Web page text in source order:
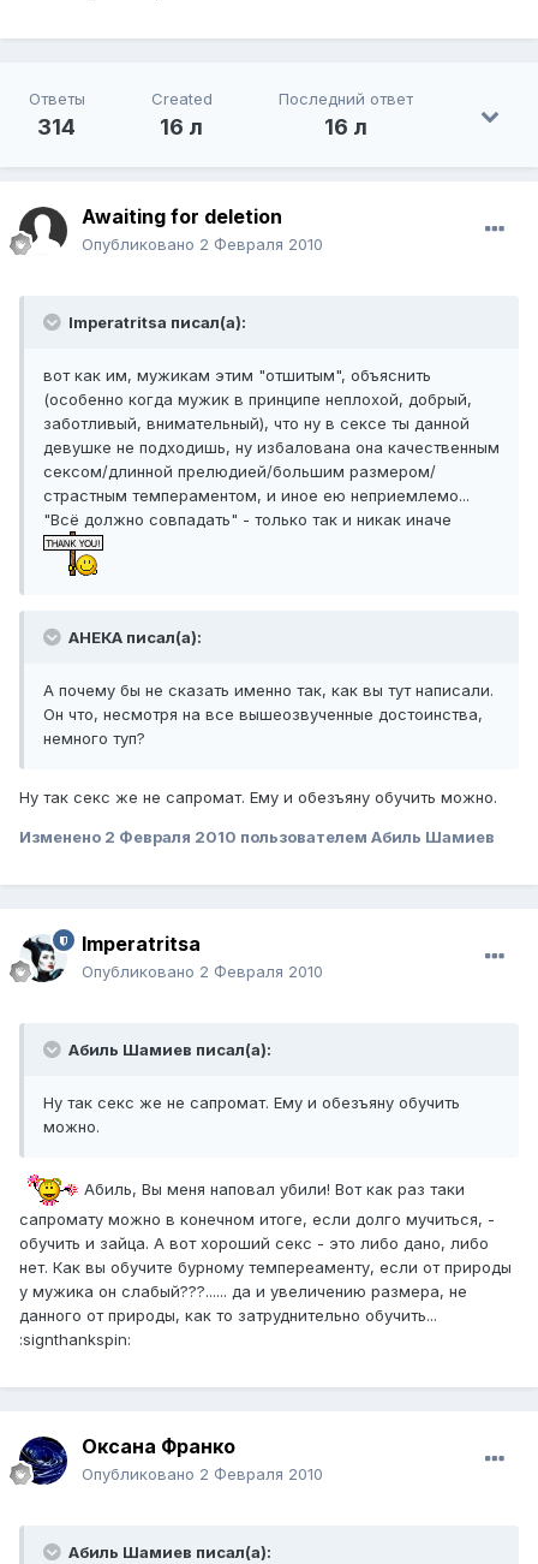
Ответы
314
Created
16 л
Последний ответ
16 л
Awaiting for deletion
Опубликовано 2 Февраля 2010
Imperatritsa писал(а):
вот как им, мужикам этим "отшитым", объяснить
(особенно когда мужик в принципе неплохой, добрый,
заботливый, внимательный), что ну в сексе ты данной
девушке не подходишь, ну избалована она качественным
сексом/длинной прелюдией/большим размером/
страстным темпераментом, и иное ею неприемлемо...
"Всё должно совпадать" - только так и никак иначе
АНЕКА писал(а):
А почему бы не сказать именно так, как вы тут написали.
Он что, несмотря на все вышеозвученные достоинства,
немного туп?
Ну так секс же не сапромат. Ему и обезъяну обучить можно.
Изменено 2 Февраля 2010 пользователем Абиль Шамиев
Imperatritsa
Опубликовано 2 Февраля 2010
Абиль Шамиев писал(а):
Ну так секс же не сапромат. Ему и обезъяну обучить
можно.
Абиль, Вы меня наповал убили! Вот как раз таки
сапромату можно в конечном итоге, если долго мучиться, -
обучить и зайца. А вот хороший секс - это либо дано, либо
нет. Как вы обучите бурному темпереаменту, если от природы
у мужика он слабый???...... да и увеличению размера, не
данного от природы, как то затруднительно обучить...
:signthankspin:
Оксана Франко
Опубликовано 2 Февраля 2010
Абиль Шамиев писал(а):